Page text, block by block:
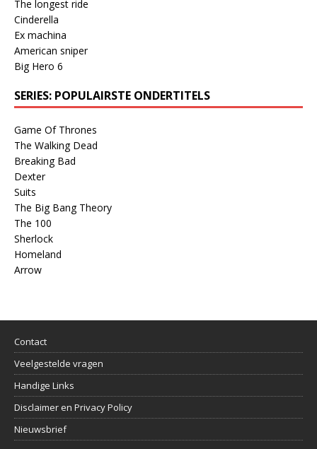
The longest ride
Cinderella
Ex machina
American sniper
Big Hero 6
SERIES: POPULAIRSTE ONDERTITELS
Game Of Thrones
The Walking Dead
Breaking Bad
Dexter
Suits
The Big Bang Theory
The 100
Sherlock
Homeland
Arrow
Contact
Veelgestelde vragen
Handige Links
Disclaimer en Privacy Policy
Nieuwsbrief